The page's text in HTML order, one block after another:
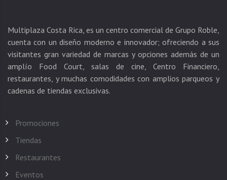
Multiplaza Costa Rica, es un centro comercial de Grupo Roble,
cuenta con un diseño moderno e innovador; ofreciendo a sus
visitantes gran variedad de marcas y opciones además de un
amplío Food Court, salas de cine, Centro Financiero,
restaurantes, y muchas comodidades con amplios parqueos y
Promociones
Tiendas
Restaurantes
Eventos